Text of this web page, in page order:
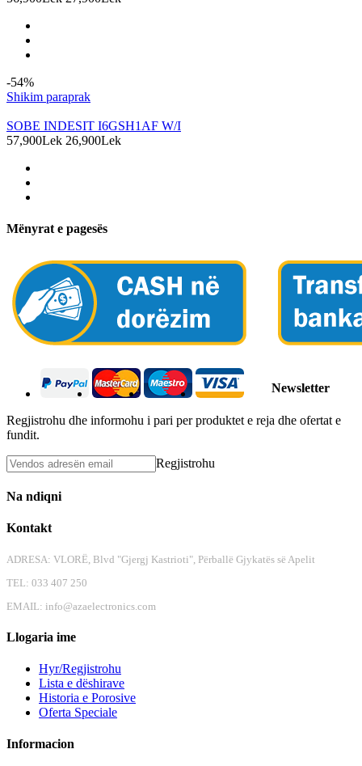
-54%
Shikim paraprak
SOBE INDESIT I6GSH1AF W/I
57,900Lek 26,900Lek
Mënyrat e pagesës
Newsletter
Regjistrohu dhe informohu i pari per produktet e reja dhe ofertat e
fundit.
Regjistrohu
Na ndiqni
Kontakt
ADRESA: VLORË, Blvd "Gjergj Kastrioti", Përballë Gjykatës së Apelit
TEL: 033 407 250
EMAIL: info@azaelectronics.com
Llogaria ime
Hyr/Regjistrohu
Lista e dëshirave
Historia e Porosive
Oferta Speciale
Informacion